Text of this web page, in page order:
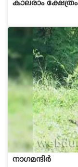
കാലരാം ക്ഷേത്രം
നാഗമന്ദിര്‍